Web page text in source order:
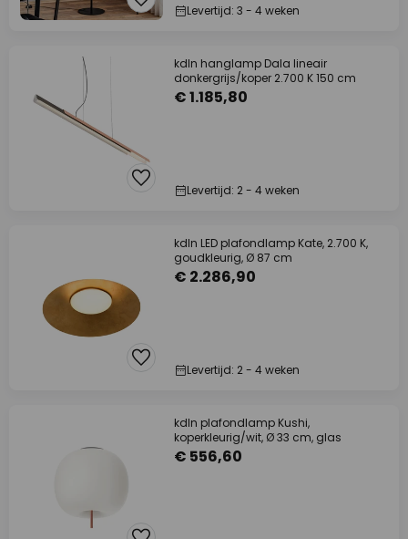
Levertijd: 3 - 4 weken
kdln hanglamp Dala lineair
donkergrijs/koper 2.700 K 150 cm
€ 1.185,80
Levertijd: 2 - 4 weken
kdln LED plafondlamp Kate, 2.700 K,
goudkleurig, Ø 87 cm
€ 2.286,90
Levertijd: 2 - 4 weken
kdln plafondlamp Kushi,
koperkleurig/wit, Ø 33 cm, glas
€ 556,60